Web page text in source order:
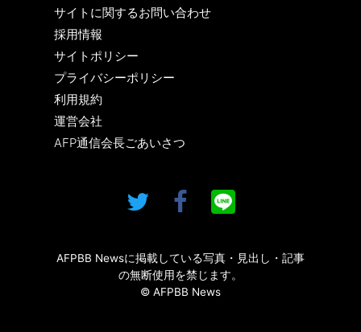
サイトに関するお問い合わせ
採用情報
サイトポリシー
プライバシーポリシー
利用規約
運営会社
AFP通信会長ごあいさつ
AFPBB Newsに掲載している写真・見出し・記事
の無断使用を禁じます。
© AFPBB News